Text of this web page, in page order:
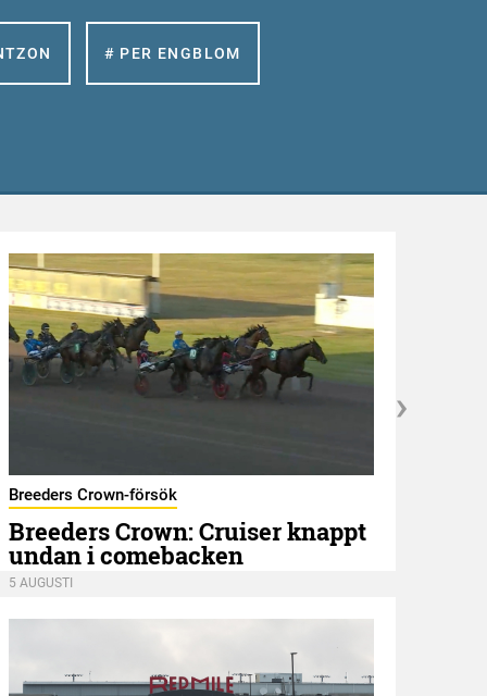
# PER ENGBLOM
Breeders Crown-försök
Breeders Crown: Cruiser knappt
undan i comebacken
5 AUGUSTI